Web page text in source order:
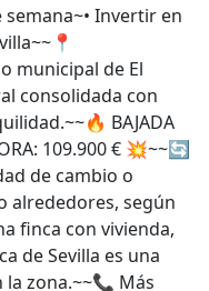
Invertir en
municipal de El
consolidada con
BAJADA
109.900 € 💥~~🔄
de cambio o
alrededores, según
finca con vivienda,
de Sevilla es una
zona.~~📞 Más